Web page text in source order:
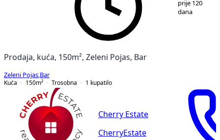
prije 120
dana
Prodaja, kuća, 150m², Zeleni Pojas, Bar
Zeleni Pojas Bar
Kuća
150m² Trosobna 1 kupatilo
Cherry Estate
CherryEstate